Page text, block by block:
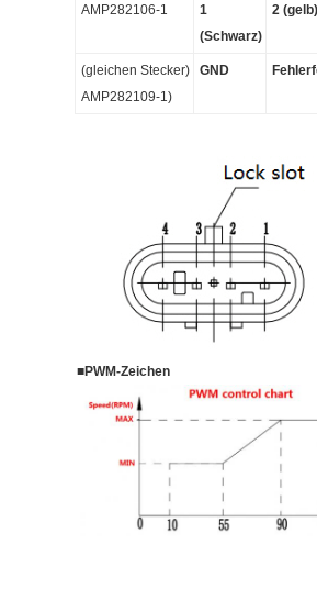
AMP282106-1
1
(Schwarz)
2 (gelb)
(gleichen Stecker)
AMP282109-1)
GND
■PWM-Zeichen